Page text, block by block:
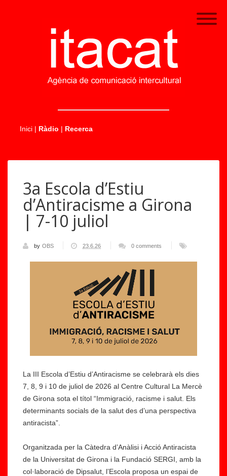
Inici | Ràdio | Recerca
3a Escola d’Estiu
d’Antiracisme a Girona
| 7-10 juliol
by OBS 23.6.26 0 comments
La III Escola d’Estiu d’Antiracisme se celebrarà els dies
7, 8, 9 i 10 de juliol de 2026 al Centre Cultural La Mercè
de Girona sota el títol “Immigració, racisme i salut. Els
determinants socials de la salut des d’una perspectiva
antiracista”.
Organitzada per la Càtedra d’Anàlisi i Acció Antiracista
de la Universitat de Girona i la Fundació SERGI, amb la
col·laboració de Dipsalut, l’Escola proposa un espai de